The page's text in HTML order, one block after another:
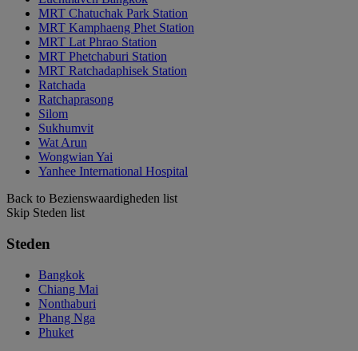
MRT Chatuchak Park Station
MRT Kamphaeng Phet Station
MRT Lat Phrao Station
MRT Phetchaburi Station
MRT Ratchadaphisek Station
Ratchada
Ratchaprasong
Silom
Sukhumvit
Wat Arun
Wongwian Yai
Yanhee International Hospital
Back to Bezienswaardigheden list
Skip Steden list
Steden
Bangkok
Chiang Mai
Nonthaburi
Phang Nga
Phuket